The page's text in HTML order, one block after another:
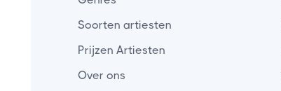
Soorten artiesten
Prijzen Artiesten
Over ons